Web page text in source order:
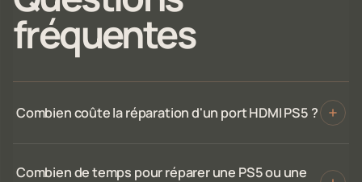
fréquentes
Combien coûte la réparation d'un port HDMI PS5 ?
Combien de temps pour réparer une PS5 ou une